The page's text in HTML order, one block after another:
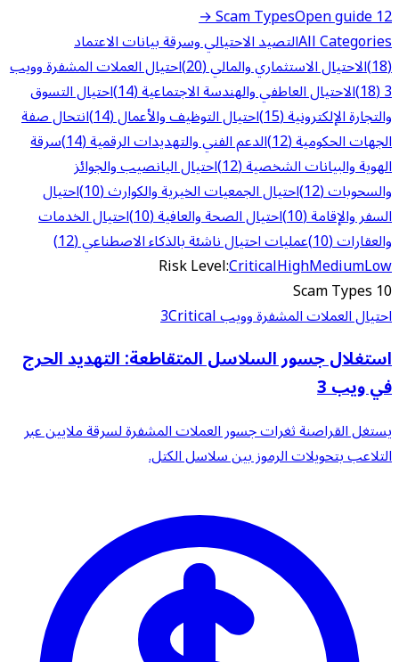
12 Scam Types
Open guide →
All Categoriesالتصيد الاحتيالي وسرقة بيانات الاعتماد
(18)
الاحتيال الاستثماري والمالي (20)
احتيال العملات المشفرة وويب
3 (18)
الاحتيال العاطفي والهندسة الاجتماعية (14)
احتيال التسوق
والتجارة الإلكترونية (15)
احتيال التوظيف والأعمال (14)
انتحال صفة
الجهات الحكومية (12)
الدعم الفني والتهديدات الرقمية (14)
سرقة
الهوية والبيانات الشخصية (12)
احتيال اليانصيب والجوائز
والسحوبات (12)
احتيال الجمعيات الخيرية والكوارث (10)
احتيال
السفر والإقامة (10)
احتيال الصحة والعافية (10)
احتيال الخدمات
والعقارات (10)
عمليات احتيال ناشئة بالذكاء الاصطناعي (12)
Risk Level:CriticalHighMediumLow
10 Scam Types
احتيال العملات المشفرة وويب 3Critical
استغلال جسور السلاسل المتقاطعة: التهديد الحرج
في ويب 3
يستغل القراصنة ثغرات جسور العملات المشفرة لسرقة ملايين عبر
التلاعب بتحويلات الرموز بين سلاسل الكتل.